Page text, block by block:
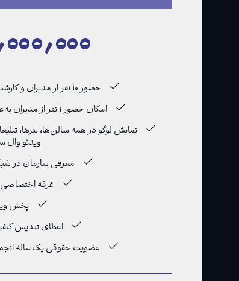
حضور ۱۰ نفر ار مدیران و کارشناسان در کنفرانس به‌صورت رایگان
امکان حضور ۱ نفر از مدیران به‌عنوان سخنران در پنل‌های تخصصی
نمایش لوگو در همه سالن‌ها، بنرها،
ویدئو وال
معرفی سازمان در
غرفه اختصاصی
پخش
اعطای تندیس
عضویت حقوقی یک‌ساله